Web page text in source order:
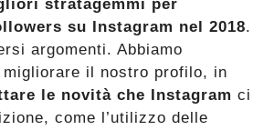
stratagemmi per
su Instagram nel 2018.
argomenti. Abbiamo
migliorare il nostro profilo, in
le novità che Instagram ci
come l’utilizzo delle